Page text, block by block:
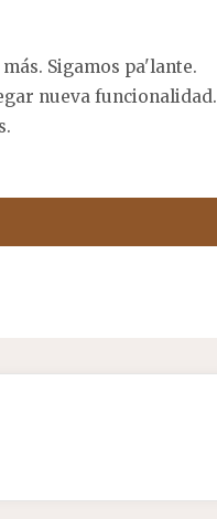
Sigamos pa'lante.
nueva funcionalidad.